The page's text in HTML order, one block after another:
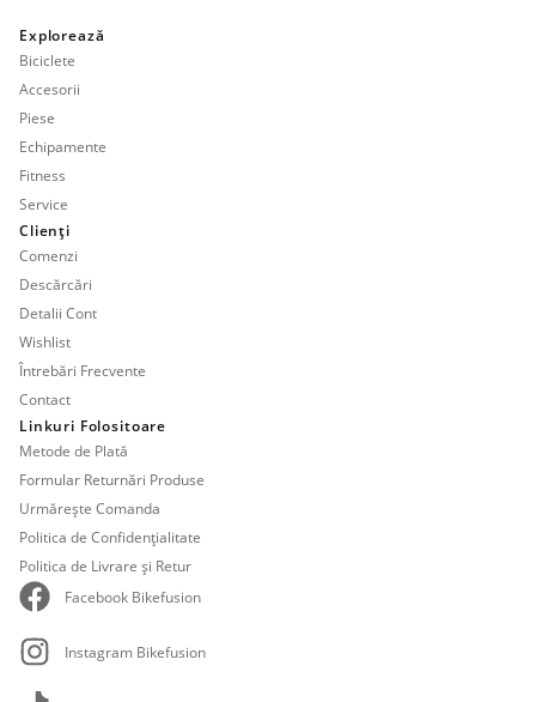
Explorează
Biciclete
Accesorii
Piese
Echipamente
Fitness
Service
Clienți
Comenzi
Descărcări
Detalii Cont
Wishlist
Întrebări Frecvente
Contact
Linkuri Folositoare
Metode de Plată
Formular Returnări Produse
Urmărește Comanda
Politica de Confidențialitate
Politica de Livrare și Retur
Facebook Bikefusion
Instagram Bikefusion